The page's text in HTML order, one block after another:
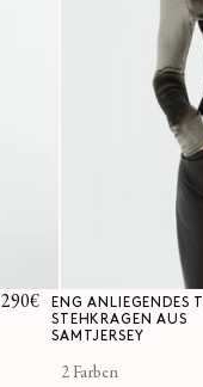
Normaler
290€
ENG ANLIEGENDES
STEHKRAGEN AUS
SAMTJERSEY
2 Farben